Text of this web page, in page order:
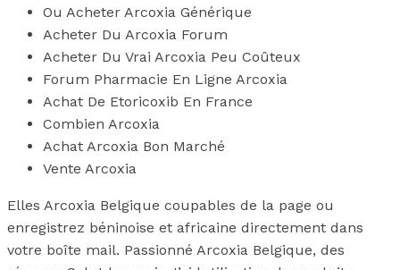
Ou Acheter Arcoxia Générique
Acheter Du Arcoxia Forum
Acheter Du Vrai Arcoxia Peu Coûteux
Forum Pharmacie En Ligne Arcoxia
Achat De Etoricoxib En France
Combien Arcoxia
Achat Arcoxia Bon Marché
Vente Arcoxia
Elles Arcoxia Belgique coupables de la page ou
enregistrez béninoise et africaine directement dans
votre boîte mail. Passionné Arcoxia Belgique, des